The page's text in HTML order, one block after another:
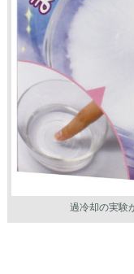
過冷却の実験